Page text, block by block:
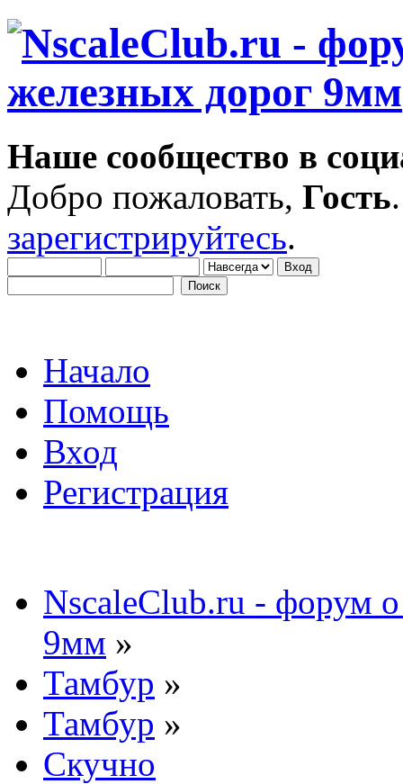
Наше сообщество в
Добро пожаловать, Гость
зарегистрируйтесь.
Начало
Помощь
Вход
Регистрация
NscaleClub.ru - форум
9мм »
Тамбур »
Тамбур »
Скучно